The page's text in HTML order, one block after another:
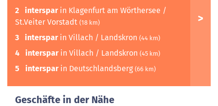
2 intersparin Klagenfurt am Wörthersee /
St.Veiter Vorstadt (18 km)
3 intersparin Villach / Landskron (44 km)
4 intersparin Villach / Landskron (45 km)
5 intersparin Deutschlandsberg (66 km)
Geschäfte in der Nähe